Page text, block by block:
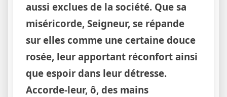
aussi exclues de la société. Que sa
miséricorde, Seigneur, se répande
sur elles comme une certaine douce
rosée, leur apportant réconfort ainsi
que espoir dans leur détresse.
Accorde-leur, ô, des mains